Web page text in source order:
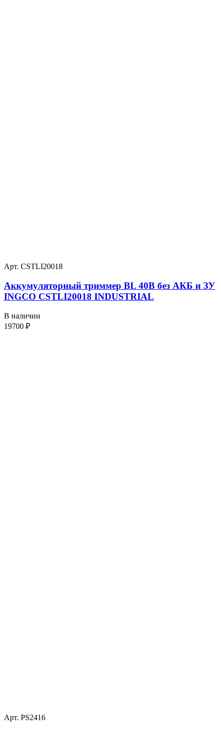
Арт. CSTLI20018
Аккумуляторный триммер BL 40В без АКБ и ЗУ
INGCO CSTLI20018 INDUSTRIAL
В наличии
19700 ₽
Арт. PS2416